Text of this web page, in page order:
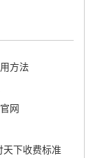
方法
网
下收费标准